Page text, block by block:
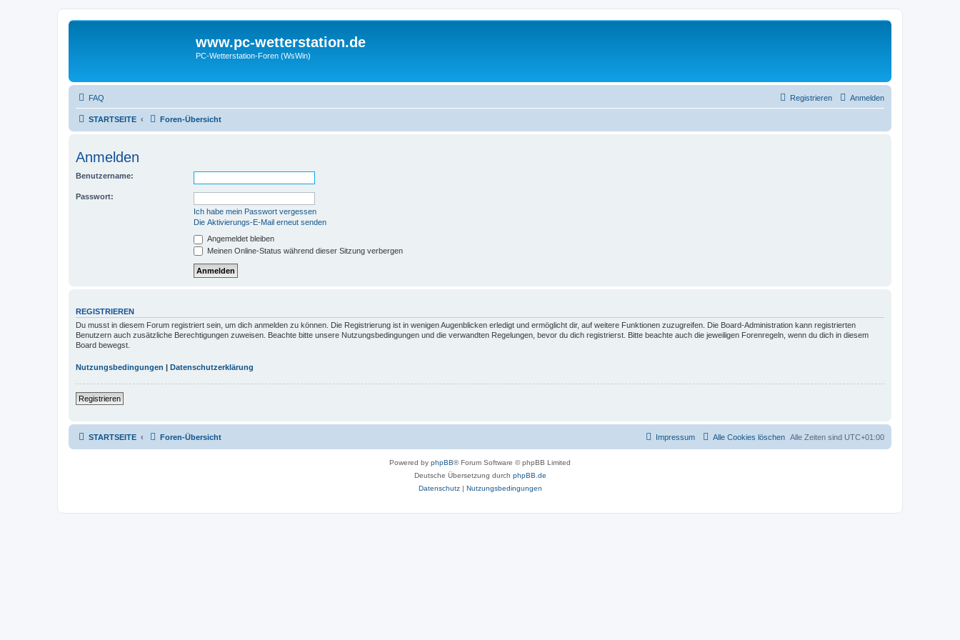
www.pc-wetterstation.de
PC-Wetterstation-Foren (WsWin)
FAQ Anmelden
Registrieren
STARTSEITE Foren-Übersicht
Anmelden
Benutzername:
Passwort:
Ich habe mein Passwort vergessen
Die Aktivierungs-E-Mail erneut senden
Angemeldet bleiben
Meinen Online-Status während dieser Sitzung verbergen
REGISTRIEREN
Du musst in diesem Forum registriert sein, um dich anmelden zu können. Die Registrierung ist in wenigen Augenblicken erledigt und ermöglicht dir, auf weitere Funktionen zuzugreifen. Die Board-Administration kann registrierten
Benutzern auch zusätzliche Berechtigungen zuweisen. Beachte bitte unsere Nutzungsbedingungen und die verwandten Regelungen, bevor du dich registrierst. Bitte beachte auch die jeweiligen Forenregeln, wenn du dich in diesem
Board bewegst.
Nutzungsbedingungen | Datenschutzerklärung
Registrieren
STARTSEITE Foren-Übersicht Alle Zeiten sind UTC+01:00
Alle Cookies löschen
Impressum
Powered by phpBB® Forum Software © phpBB Limited
Deutsche Übersetzung durch phpBB.de
Datenschutz| Nutzungsbedingungen